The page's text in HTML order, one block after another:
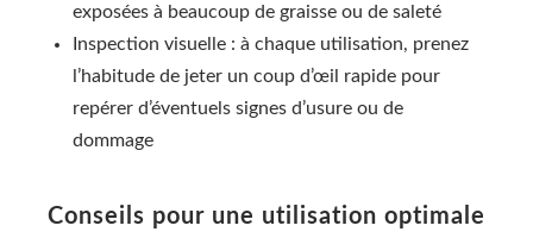
exposées à beaucoup de graisse ou de saleté
Inspection visuelle : à chaque utilisation, prenez
l’habitude de jeter un coup d’œil rapide pour
repérer d’éventuels signes d’usure ou de
dommage
Conseils pour une utilisation optimale